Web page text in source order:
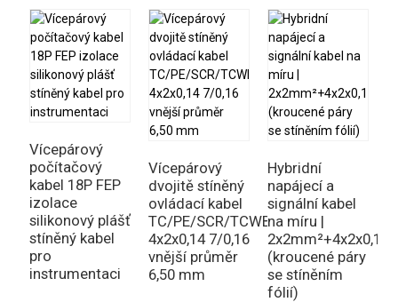
Vícepárový
počítačový
kabel 18P FEP
izolace
silikonový plášť
stíněný kabel
pro
instrumentaci
Vícepárový
dvojitě stíněný
ovládací kabel
TC/PE/SCR/TCWB/LSZH
4x2x0,14 7/0,16
vnější průměr
6,50 mm
Hybridní
napájecí a
signální kabel
na míru |
(kroucené páry
se stíněním
fólií)